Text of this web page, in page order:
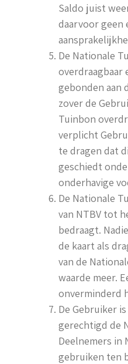
Saldo juist
daarvoor geen
De Nationale
gebonden aan
zover de
Tuinbon
verplicht
te dragen dat
geschiedt
onderhavige
De Nationale
van NTBV tot
bedraagt.
de kaart als
van de
waarde meer.
onverminderd
De Gebruiker
gerechtigd de
Deelnemers in
gebruiken ten